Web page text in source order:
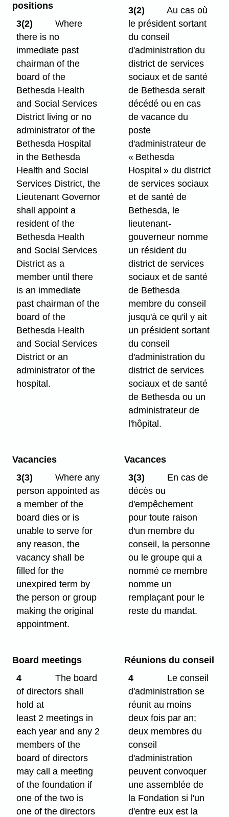
positions
3(2)
Where
there is no
immediate past
chairman of the
board of the
Bethesda Health
and Social Services
District living or no
administrator of the
Bethesda Hospital
in the Bethesda
Health and Social
Services District, the
Lieutenant Governor
shall appoint a
resident of the
Bethesda Health
and Social Services
District as a
member until there
is an immediate
past chairman of the
board of the
Bethesda Health
and Social Services
District or an
administrator of the
hospital.
3(2)
Au cas où
le président sortant
du conseil
d'administration du
district de services
sociaux et de santé
de Bethesda serait
décédé ou en cas
de vacance du
poste
d'administrateur de
« Bethesda
Hospital » du district
de services sociaux
et de santé de
Bethesda, le
lieutenant-
gouverneur nomme
un résident du
district de services
sociaux et de santé
de Bethesda
membre du conseil
jusqu'à ce qu'il y ait
un président sortant
du conseil
d'administration du
district de services
sociaux et de santé
de Bethesda ou un
administrateur de
l'hôpital.
Vacancies
3(3)
Where any
person appointed as
a member of the
board dies or is
unable to serve for
any reason, the
vacancy shall be
filled for the
unexpired term by
the person or group
making the original
appointment.
Vacances
3(3)
En cas de
décès ou
d'empêchement
pour toute raison
d'un membre du
conseil, la personne
ou le groupe qui a
nommé ce membre
nomme un
remplaçant pour le
reste du mandat.
Board meetings
4
The board
of directors shall
hold at
least 2 meetings in
each year and any 2
members of the
board of directors
may call a meeting
of the foundation if
one of the two is
one of the directors
Réunions du conseil
4
Le conseil
d'administration se
réunit au moins
deux fois par an;
deux membres du
conseil
d'administration
peuvent convoquer
une assemblée de
la Fondation si l'un
d'entre eux est la